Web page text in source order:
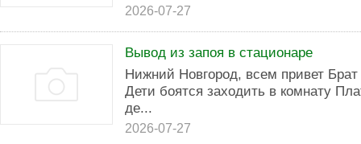
2026-07-27
Вывод из запоя в стационаре
Нижний Новгород, всем привет Брат
Дети боятся заходить в комнату
де...
2026-07-27